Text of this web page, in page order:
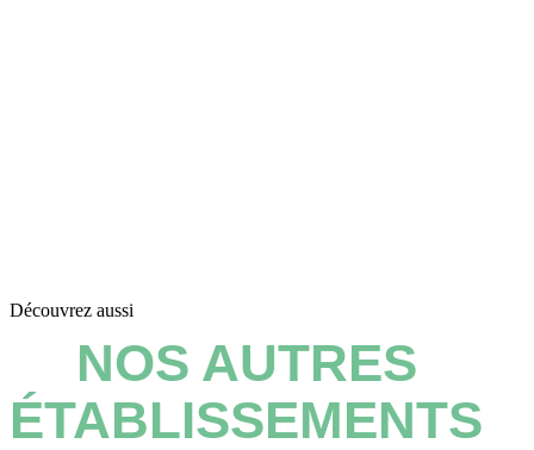
Découvrez aussi
NOS AUTRES
ÉTABLISSEMENTS